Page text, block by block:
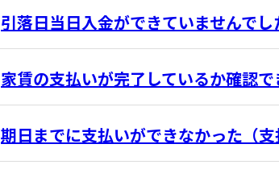
引落日当日入金ができていませんで
家賃の支払いが完了しているか確認で
期日までに支払いができなかった（